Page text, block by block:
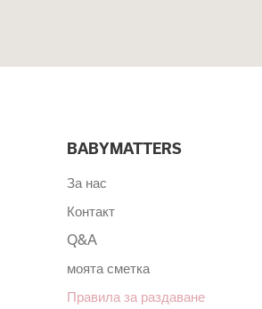
BABYMATTERS
За нас
Контакт
Q&A
моята сметка
Правила за раздаване